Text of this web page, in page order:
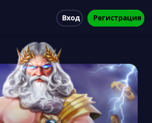
Вход Регистрация